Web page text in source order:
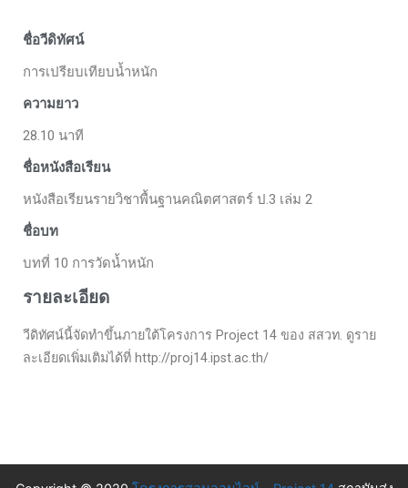
ชื่อวีดิทัศน์
การเปรียบเทียบน้ำหนัก
ความยาว
28.10 นาที
ชื่อหนังสือเรียน
หนังสือเรียนรายวิชาพื้นฐานคณิตศาสตร์ ป.3 เล่ม 2
ชื่อบท
บทที่ 10 การวัดน้ำหนัก
รายละเอียด
วีดิทัศน์นี้จัดทำขึ้นภายใต้โครงการ Project 14 ของ สสวท. ดูราย
ละเอียดเพิ่มเติมได้ที่ http://proj14.ipst.ac.th/